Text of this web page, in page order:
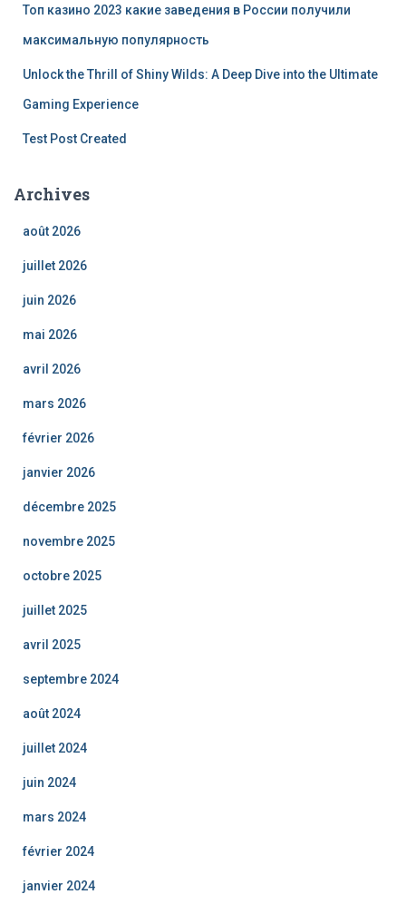
Топ казино 2023 какие заведения в России получили
максимальную популярность
Unlock the Thrill of Shiny Wilds: A Deep Dive into the Ultimate
Gaming Experience
Test Post Created
Archives
août 2026
juillet 2026
juin 2026
mai 2026
avril 2026
mars 2026
février 2026
janvier 2026
décembre 2025
novembre 2025
octobre 2025
juillet 2025
avril 2025
septembre 2024
août 2024
juillet 2024
juin 2024
mars 2024
février 2024
janvier 2024